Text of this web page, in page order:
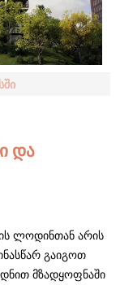
და
ლოდინთან არის
გაიგოთ
მზადყოფნაში